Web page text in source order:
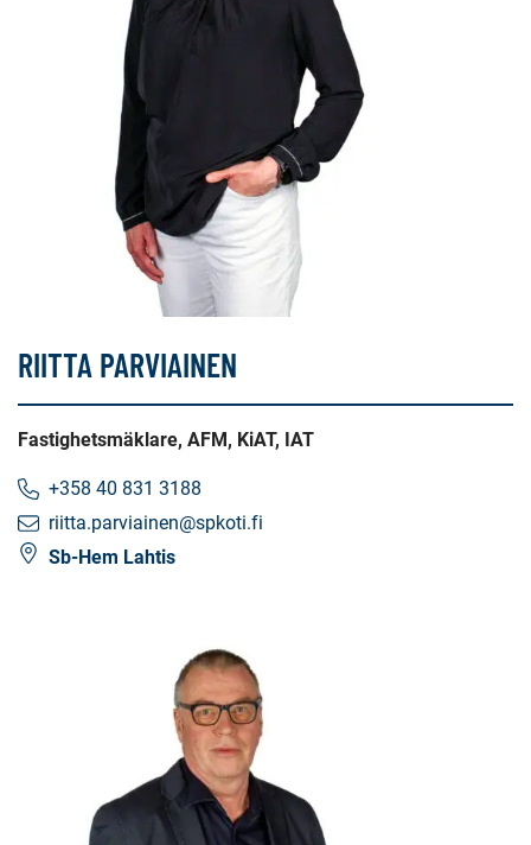
RIITTA PARVIAINEN
Fastighetsmäklare, AFM, KiAT, IAT
+358 40 831 3188
riitta.parviainen@spkoti.fi
Sb-Hem Lahtis